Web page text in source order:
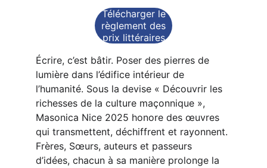
Télécharger le
règlement des
prix littéraires
Écrire, c’est bâtir. Poser des pierres de
lumière dans l’édifice intérieur de
l’humanité. Sous la devise « Découvrir les
richesses de la culture maçonnique »,
Masonica Nice 2025 honore des œuvres
qui transmettent, déchiffrent et rayonnent.
Frères, Sœurs, auteurs et passeurs
d’idées, chacun à sa manière prolonge la